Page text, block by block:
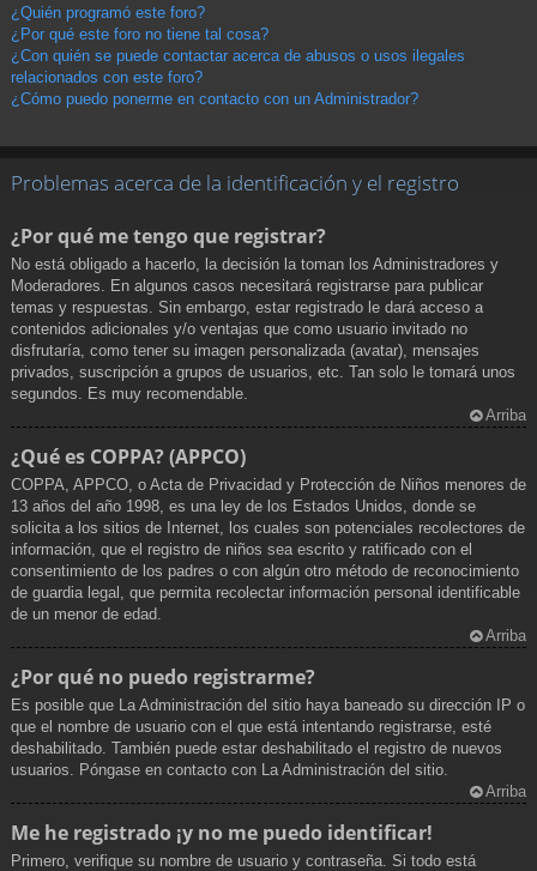
¿Quién programó este foro?
¿Por qué este foro no tiene tal cosa?
¿Con quién se puede contactar acerca de abusos o usos ilegales
relacionados con este foro?
¿Cómo puedo ponerme en contacto con un Administrador?
Problemas acerca de la identificación y el registro
¿Por qué me tengo que registrar?
No está obligado a hacerlo, la decisión la toman los Administradores y
Moderadores. En algunos casos necesitará registrarse para publicar
temas y respuestas. Sin embargo, estar registrado le dará acceso a
contenidos adicionales y/o ventajas que como usuario invitado no
disfrutaría, como tener su imagen personalizada (avatar), mensajes
privados, suscripción a grupos de usuarios, etc. Tan solo le tomará unos
segundos. Es muy recomendable.
Arriba
¿Qué es COPPA? (APPCO)
COPPA, APPCO, o Acta de Privacidad y Protección de Niños menores de
13 años del año 1998, es una ley de los Estados Unidos, donde se
solicita a los sitios de Internet, los cuales son potenciales recolectores de
información, que el registro de niños sea escrito y ratificado con el
consentimiento de los padres o con algún otro método de reconocimiento
de guardia legal, que permita recolectar información personal identificable
de un menor de edad.
Arriba
¿Por qué no puedo registrarme?
Es posible que La Administración del sitio haya baneado su dirección IP o
que el nombre de usuario con el que está intentando registrarse, esté
deshabilitado. También puede estar deshabilitado el registro de nuevos
usuarios. Póngase en contacto con La Administración del sitio.
Arriba
Me he registrado ¡y no me puedo identificar!
Primero, verifique su nombre de usuario y contraseña. Si todo está